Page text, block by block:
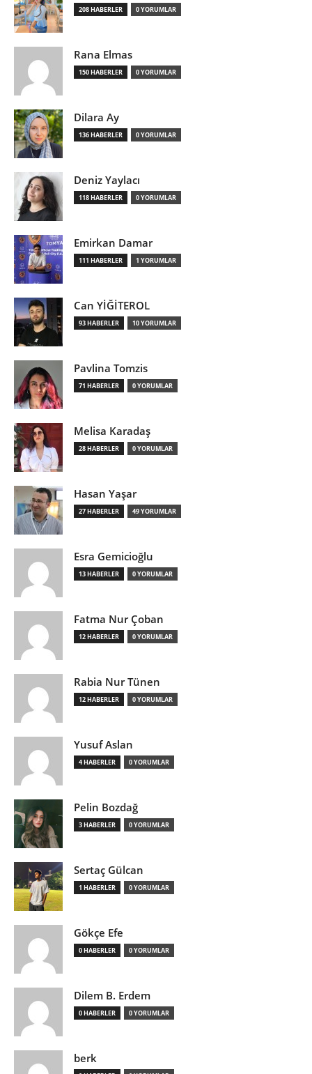
208 HABERLER 0 YORUMLAR
Rana Elmas
150 HABERLER 0 YORUMLAR
Dilara Ay
136 HABERLER 0 YORUMLAR
Deniz Yaylacı
118 HABERLER 0 YORUMLAR
Emirkan Damar
111 HABERLER 1 YORUMLAR
Can YİĞİTEROL
93 HABERLER 10 YORUMLAR
Pavlina Tomzis
71 HABERLER 0 YORUMLAR
Melisa Karadaş
28 HABERLER 0 YORUMLAR
Hasan Yaşar
27 HABERLER 49 YORUMLAR
Esra Gemicioğlu
13 HABERLER 0 YORUMLAR
Fatma Nur Çoban
12 HABERLER 0 YORUMLAR
Rabia Nur Tünen
12 HABERLER 0 YORUMLAR
Yusuf Aslan
4 HABERLER 0 YORUMLAR
Pelin Bozdağ
3 HABERLER 0 YORUMLAR
Sertaç Gülcan
1 HABERLER 0 YORUMLAR
Gökçe Efe
0 HABERLER 0 YORUMLAR
Dilem B. Erdem
0 HABERLER 0 YORUMLAR
berk